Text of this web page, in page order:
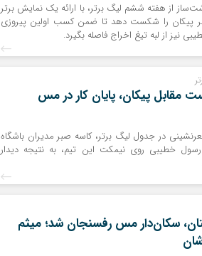
از هفته ششم لیگ برتر، با ارائه یک نمایش برتر
پیکان را شکست دهد تا ضمن کسب اولین پیروزی
نیز از لبه تیغ اخراج فاصله بگیرد.
مقابل پیکان، پایان کار در مس
در جدول لیگ برتر، کاسه صبر مدیران باشگاه
خطیبی روی نیمکت این تیم، به نتیجه دیدار
سکان‌دار مس رفسنجان شد؛ میثم